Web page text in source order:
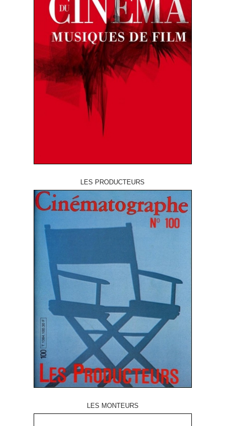
LES PRODUCTEURS
LES MONTEURS